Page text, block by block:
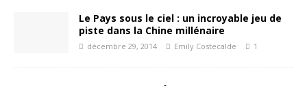
Le Pays sous le ciel : un incroyable jeu de
piste dans la Chine millénaire
décembre 29, 2014 Emily Costecalde 1